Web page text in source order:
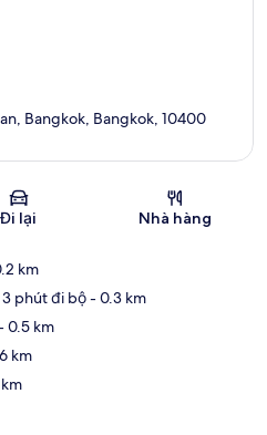
Bản đồ
Bangkok, Bangkok, 10400
Đi lại Nhà hàng
km
phút đi bộ- 0.3 km
0.5 km
km
km